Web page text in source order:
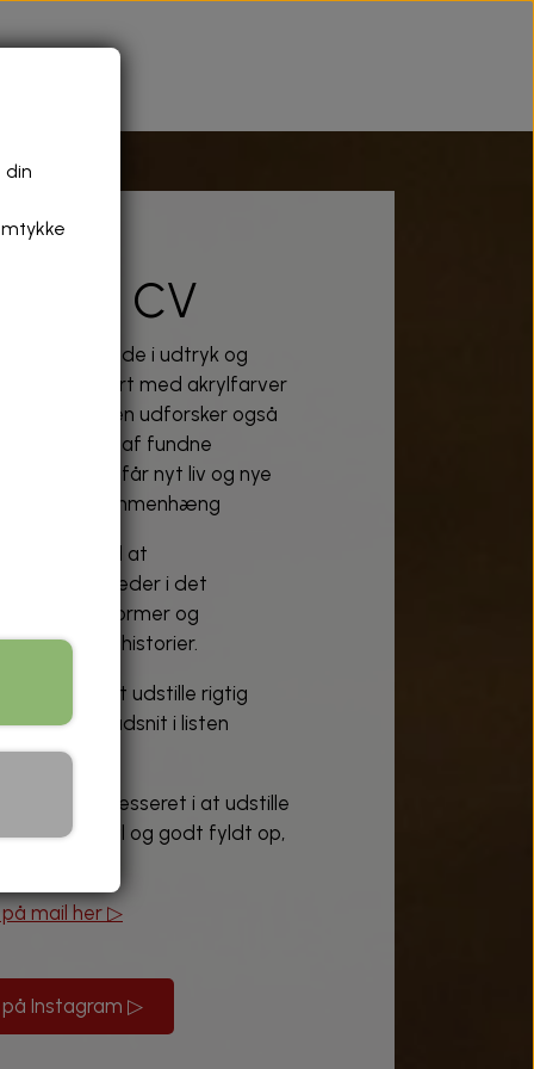
mit CV
bredt, både i udtryk og
primært med akrylfarver
masonit, men udforsker også
af fundne
sager, der får nyt liv og nye
sammenhæng
af lysten til at
at se muligheder i det
farver, former og
egne historier.
glæde at udstille rigtig
læse et udsnit i listen
I er interesseret i at udstille
er travl og godt fyldt op,
mail her ▷
på Instagram ▷
din